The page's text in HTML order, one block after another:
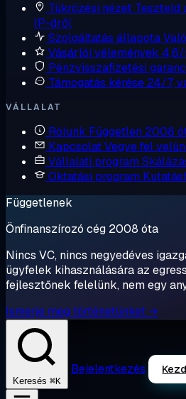
Tükrözési nézet Teszteld
IP-dről
Szolgáltatás állapota
Vásárlói vélemények 4,6/
Pénzvisszafizetési
Támogatás kérése 24/7,
VÁLLALAT
Rólunk Független 2008
KapcsolatVegye fel
Vállalati program
Oktatási program
Függetlenek
Önfinanszírozó cég 2008 óta
Nincs VC, nincs negyedéves
ügyfelek kihasználására az
fejlesztőnek felelünk, nem egy
Ismerje meg történetünket →
Keresés ⌘K
Bejelentkezés